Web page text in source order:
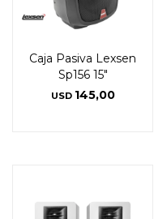
Caja Pasiva Lexsen
Sp156 15"
USD 145,00